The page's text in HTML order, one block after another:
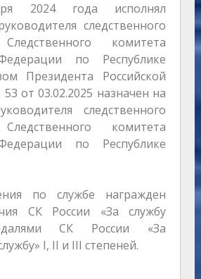
2024 года исполнял
следственного
комитета
по Республике
Президента Российской
от 03.02.2025 назначен на
следственного
комитета
по Республике
по службе награжден
СК России «За службу
СК России «За
I, II и III степеней.